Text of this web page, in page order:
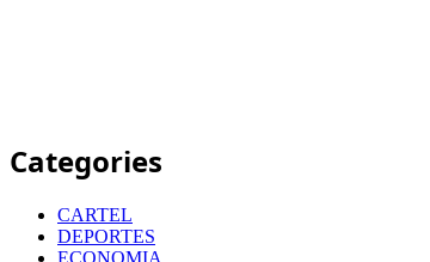
Categories
CARTEL
DEPORTES